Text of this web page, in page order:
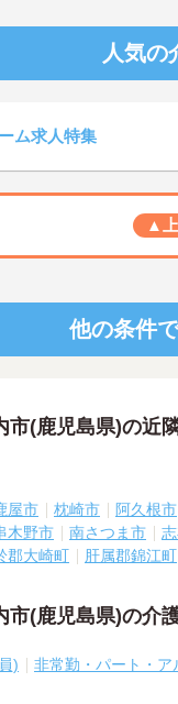
人気の
ム求人特集
▲
他の条件
市(鹿児島県)の近
屋市 枕崎市 阿久根市
木野市 南さつま市
郡大崎町 肝属郡錦江町
市(鹿児島県)の介
) 非常勤・パート・ア